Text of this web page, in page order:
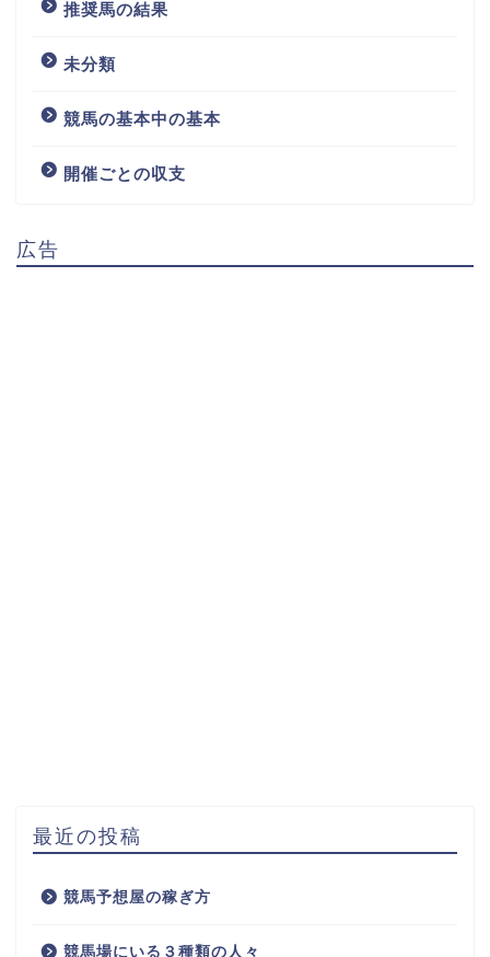
推奨馬の結果
未分類
競馬の基本中の基本
開催ごとの収支
広告
最近の投稿
競馬予想屋の稼ぎ方
競馬場にいる３種類の人々